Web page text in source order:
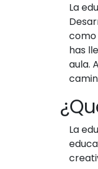
La
como
has
aula.
La